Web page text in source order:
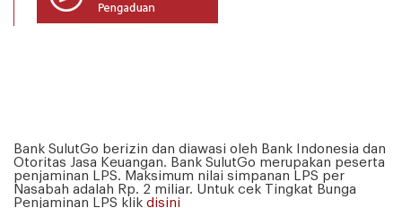
Bank SulutGo berizin dan diawasi oleh Bank Indonesia dan
Otoritas Jasa Keuangan. Bank SulutGo merupakan peserta
penjaminan LPS. Maksimum nilai simpanan LPS per
Nasabah adalah Rp. 2 miliar. Untuk cek Tingkat Bunga
Penjaminan LPS klik disini